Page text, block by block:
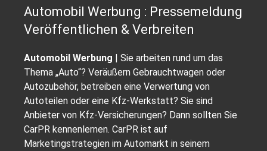
Automobil Werbung : Pressemeldung
Veröffentlichen & Verbreiten
Automobil Werbung | Sie arbeiten rund um das
Thema „Auto“? Veräußern Gebrauchtwagen oder
Autozubehör, betreiben eine Verwertung von
Autoteilen oder eine Kfz-Werkstatt? Sie sind
Anbieter von Kfz-Versicherungen? Dann sollten Sie
CarPR kennenlernen. CarPR ist auf
Marketingstrategien im Automarkt in seinem